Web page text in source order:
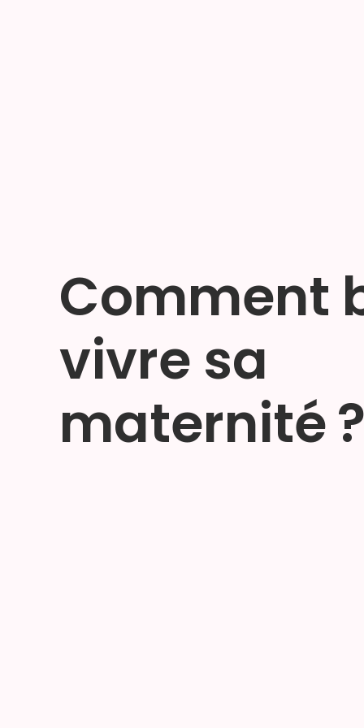
Comment
vivre sa
maternité